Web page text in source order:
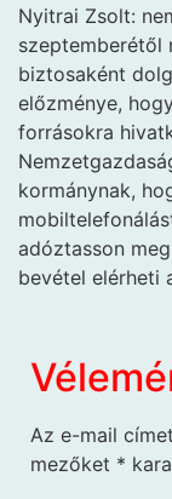
Nyitrai Zsolt:
szeptemberétől
biztosaként
előzménye,
forrásokra
kormánynak,
adóztasson
bevétel elérheti
Az e-mail
mezőket *